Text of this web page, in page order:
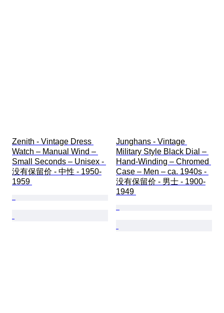
Zenith - Vintage Dress
Watch – Manual Wind –
Small Seconds – Unisex -
没有保留价 - 中性 - 1950-
1959
Junghans - Vintage
Military Style Black Dial –
Hand-Winding – Chromed
Case – Men – ca. 1940s -
没有保留价 - 男士 - 1900-
1949